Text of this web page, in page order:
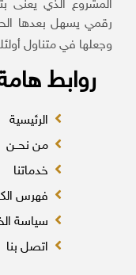
المشروع الذي يعنى
رقمي يسهل بعدها
وجعلها في متناول
روابط هامة
الرئيسية
من نحــن
خدماتنا
فهرس
سياسة
اتصل بنا